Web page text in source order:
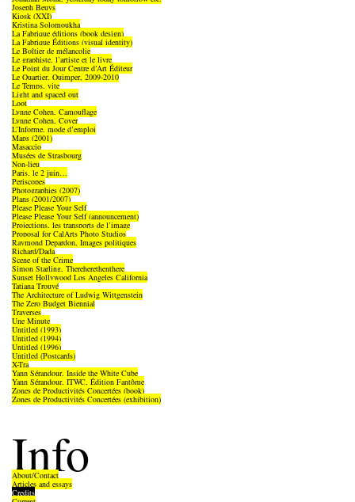
Joseph Beuys
Kiosk (XXI)
Kristina Solomoukha
La Fabrique éditions (book design)
La Fabrique Éditions (visual identity)
Le Boîtier de mélancolie
Le graphiste, l’artiste et le livre
Le Point du Jour Centre d’Art Éditeur
Le Quartier, Quimper, 2009-2010
Le Temps, vite
Light and spaced out
Loot
Lynne Cohen, Camouflage
Lynne Cohen, Cover
L’Informe, mode d’emploi
Maps (2001)
Masaccio
Musées de Strasbourg
Non-lieu
Paris, le 2 juin…
Periscopes
Photographies (2007)
Plans (2001/2007)
Please Please Your Self
Please Please Your Self (announcement)
Projections, les transports de l’image
Proposal for CalArts Photo Studios
Raymond Depardon, Images politiques
Richard/Dada
Scene of the Crime
Simon Starling, Thereherethenthere
Sunset Hollywood Los Angeles California
Tatiana Trouvé
The Architecture of Ludwig Wittgenstein
The Zero Budget Biennial
Traverses
Une Minute
Untitled (1993)
Untitled (1994)
Untitled (1996)
Untitled (Postcards)
X-Tra
Yann Sérandour, Inside the White Cube
Yann Sérandour, ITWC, Édition Fantôme
Zones de Productivités Concertées (book)
Zones de Productivités Concertées (exhibition)
Info
About/Contact
Articles and essays
Credits